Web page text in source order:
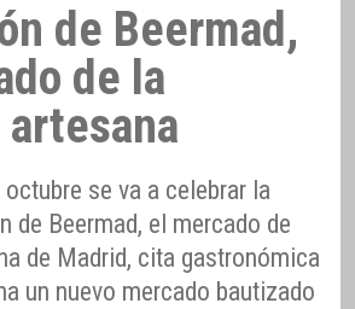
de Beermad,
de la
se va a celebrar la
de Beermad, el mercado de
de Madrid, cita gastronómica
un nuevo mercado bautizado